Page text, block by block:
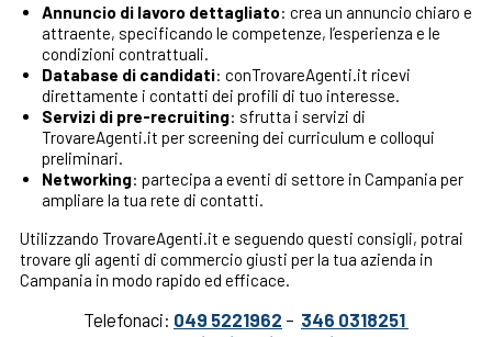
Annuncio di lavoro dettagliato: crea un annuncio chiaro e
attraente, specificando le competenze, l’esperienza e le
condizioni contrattuali.
Database di candidati: conTrovareAgenti.it ricevi
direttamente i contatti dei profili di tuo interesse.
Servizi di pre-recruiting: sfrutta i servizi di
TrovareAgenti.it per screening dei curriculum e colloqui
preliminari.
Networking: partecipa a eventi di settore in Campania per
ampliare la tua rete di contatti.
Utilizzando TrovareAgenti.it e seguendo questi consigli, potrai
trovare gli agenti di commercio giusti per la tua azienda in
Campania in modo rapido ed efficace.
Telefonaci: 049 5221962 – 346 0318251